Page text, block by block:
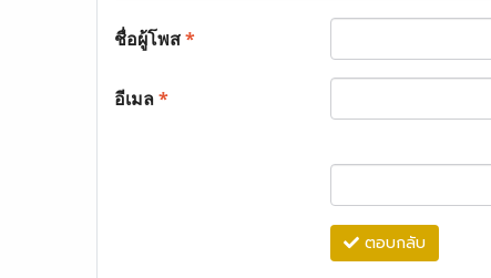
ชื่อผู้โพส*
อีเมล*
ตอบกลับ